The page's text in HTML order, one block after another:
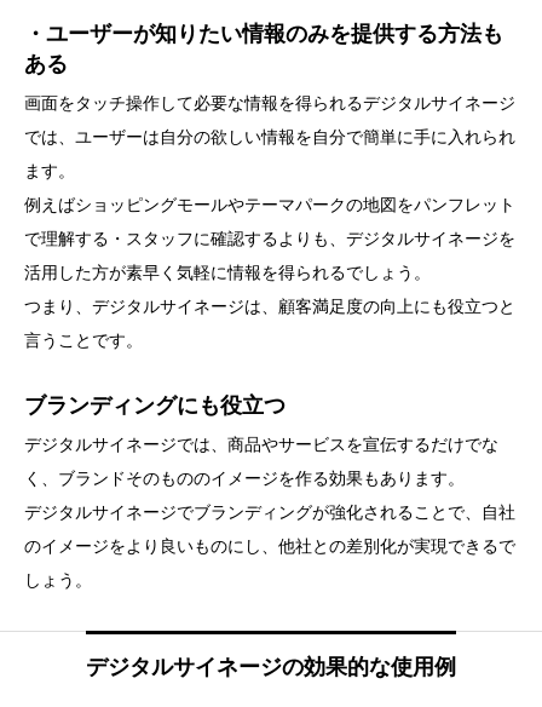
・ユーザーが知りたい情報のみを提供する方法も
ある
画面をタッチ操作して必要な情報を得られるデジタルサイネージ
では、ユーザーは自分の欲しい情報を自分で簡単に手に入れられ
ます。
例えばショッピングモールやテーマパークの地図をパンフレット
で理解する・スタッフに確認するよりも、デジタルサイネージを
活用した方が素早く気軽に情報を得られるでしょう。
つまり、デジタルサイネージは、顧客満足度の向上にも役立つと
言うことです。
ブランディングにも役立つ
デジタルサイネージでは、商品やサービスを宣伝するだけでな
く、ブランドそのもののイメージを作る効果もあります。
デジタルサイネージでブランディングが強化されることで、自社
のイメージをより良いものにし、他社との差別化が実現できるで
しょう。
デジタルサイネージの効果的な使用例